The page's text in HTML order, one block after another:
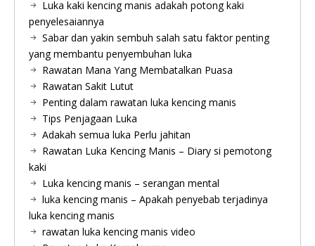
Luka kaki kencing manis adakah potong kaki
penyelesaiannya
Sabar dan yakin sembuh salah satu faktor penting
yang membantu penyembuhan luka
Rawatan Mana Yang Membatalkan Puasa
Rawatan Sakit Lutut
Penting dalam rawatan luka kencing manis
Tips Penjagaan Luka
Adakah semua luka Perlu jahitan
Rawatan Luka Kencing Manis – Diary si pemotong
kaki
Luka kencing manis – serangan mental
luka kencing manis – Apakah penyebab terjadinya
luka kencing manis
rawatan luka kencing manis video